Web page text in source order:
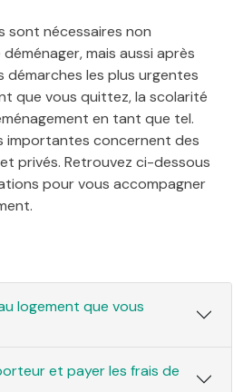
sont nécessaires non
mais aussi après
démarches les plus urgentes
que vous quittez, la scolarité
en tant que tel.
importantes concernent des
privés. Retrouvez ci-dessous
pour vous accompagner
logement que vous
et payer les frais de